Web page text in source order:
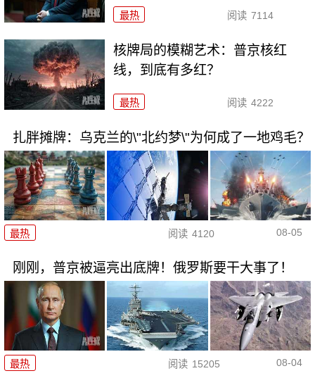
最热 阅读 7114
核牌局的模糊艺术：普京核红
线，到底有多红？
最热 阅读 4222
扎胖摊牌：乌克兰的\"北约梦\"为何成了一地鸡毛？
最热 阅读 4120 08-05
刚刚，普京被逼亮出底牌！俄罗斯要干大事了！
最热 阅读 15205 08-04